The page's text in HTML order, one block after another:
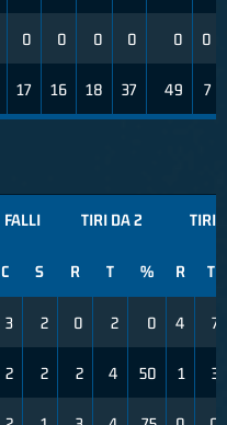
0 0 0 0 0 0
17 16 18 37 49 7
FALLI TIRI DA 2 TIRI
C S R T % R T
3 2 0 2 0 4 7
2 2 2 4 50 1 3